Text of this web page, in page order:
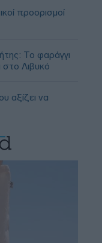
προορισμοί
Το φαράγγι
στο Λιβυκό
αξίζει να